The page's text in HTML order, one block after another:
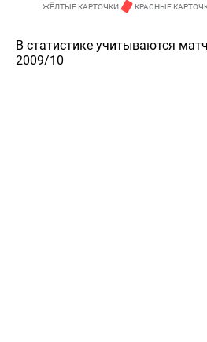
ЖЁЛТЫЕ КАРТОЧКИ
КРАСНЫЕ
В статистике учитываются
2009/10